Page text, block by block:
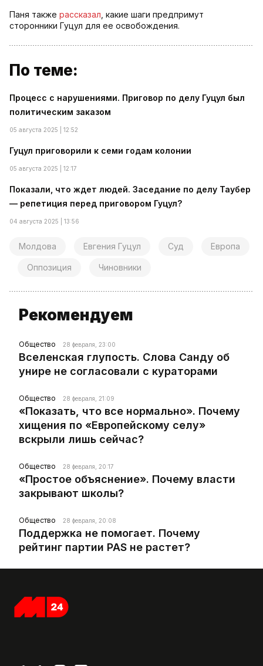
Паня также рассказал , какие шаги предпримут
сторонники Гуцул для ее освобождения.
По теме:
Процесс с нарушениями. Приговор по делу Гуцул был
политическим заказом
05 августа 2025 | 12:52
Гуцул приговорили к семи годам колонии
05 августа 2025 | 12:17
Показали, что ждет людей. Заседание по делу Таубер
— репетиция перед приговором Гуцул?
04 августа 2025 | 13:56
Молдова Евгения Гуцул Суд Европа
Оппозиция Чиновники
Рекомендуем
Общество 28 февраля, 23:00
Вселенская глупость. Слова Санду об
унире не согласовали с кураторами
Общество 28 февраля, 21:09
«Показать, что все нормально». Почему
хищения по «Европейскому селу»
вскрыли лишь сейчас?
Общество 28 февраля, 20:17
«Простое объяснение». Почему власти
закрывают школы?
Общество 28 февраля, 20:08
Поддержка не помогает. Почему
рейтинг партии PAS не растет?